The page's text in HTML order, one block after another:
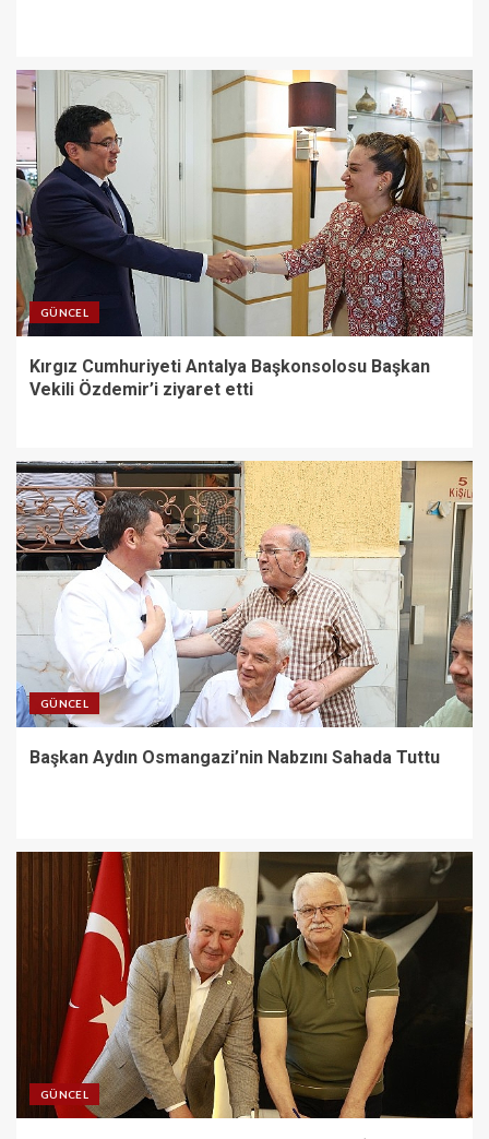
5
İzmit istikameti trafiğe
kapatılacak: Başiskele
Kavşağı’nda gece çalışması
1
Mersin’den Kemer’e uzanan
tercih yolculuğu
2
Özdemir’i ziyaret etti
3
Başkan Aydın Osmangazi’nin
Nabzını Sahada Tuttu
Burhaniye Belediyesi’nde 2026
Yılı Toplu İş Sözleşmesi
İmzalandı
İzmit istikameti trafiğe
kapatılacak: Başiskele
Kavşağı’nda gece çalışması
GÜNCEL
Kırgız Cumhuriyeti Antalya Başkonsolosu Başkan
Vekili Özdemir’i ziyaret etti
GÜNCEL
Başkan Aydın Osmangazi’nin Nabzını Sahada Tuttu
GÜNCEL